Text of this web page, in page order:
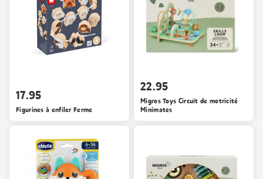
17.95
Figurines à enfiler Ferme
22.95
Migros Toys Circuit de motricité
Minimates